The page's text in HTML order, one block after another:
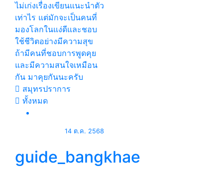
ไม่เก่งเรื่องเขียนแนะนำตัว
เท่าไร แต่มักจะเป็นคนที่
มองโลกในแง่ดีและชอบ
ใช้ชีวิตอย่างมีความสุข
ถ้ามีคนที่ชอบการพูดคุย
และมีความสนใจเหมือน
กัน มาคุยกันนะครับ
สมุทรปราการ
ทั้งหมด
14 ต.ค. 2568
guide_bangkhae